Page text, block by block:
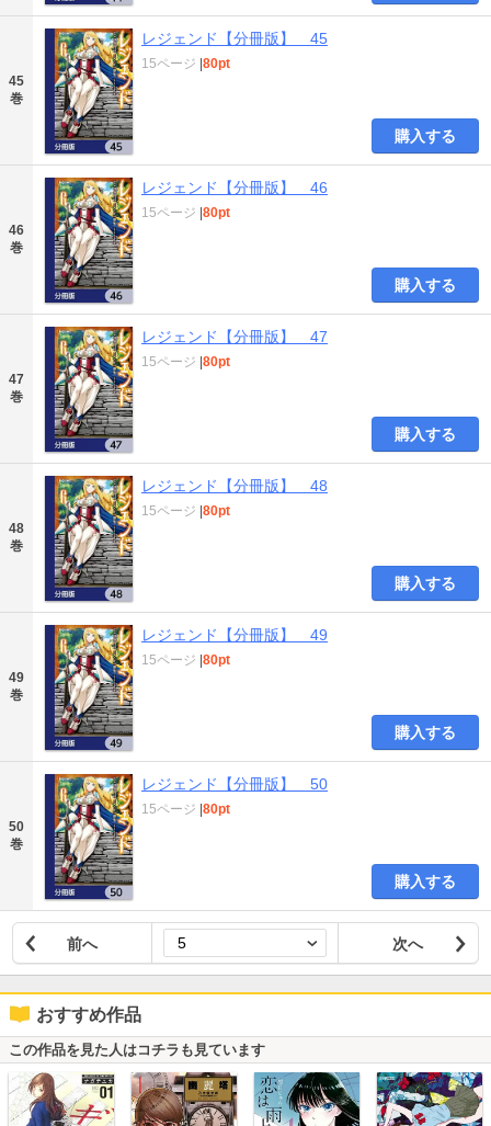
45
巻
レジェンド【分冊版】 45
15ページ 80pt
購入する
46
巻
レジェンド【分冊版】 46
15ページ 80pt
購入する
47
巻
レジェンド【分冊版】 47
15ページ 80pt
購入する
48
巻
レジェンド【分冊版】 48
15ページ 80pt
購入する
49
巻
レジェンド【分冊版】 49
15ページ 80pt
購入する
50
巻
レジェンド【分冊版】 50
15ページ 80pt
購入する
前へ 次へ
おすすめ作品
この作品を見た人はコチラも見ています